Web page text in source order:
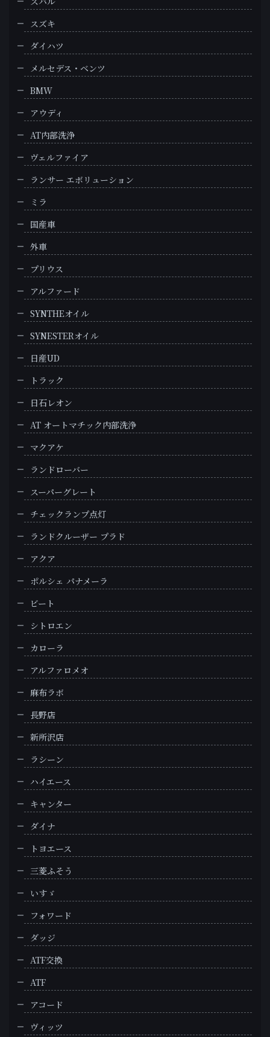
スズキ
ダイハツ
メルセデス・ベンツ
BMW
アウディ
AT内部洗浄
ヴェルファイア
ランサー エボリューション
ミラ
国産車
外車
プリウス
アルファード
SYNTHEオイル
SYNESTERオイル
日産UD
トラック
日石レオン
AT オートマチック内部洗浄
マクアケ
ランドローバー
スーパーグレート
チェックランプ点灯
ランドクルーザー プラド
アクア
ポルシェ パナメーラ
ビート
シトロエン
カローラ
アルファロメオ
麻布ラボ
長野店
新所沢店
ラシーン
ハイエース
キャンター
ダイナ
トヨエース
三菱ふそう
いすゞ
フォワード
ダッジ
ATF交換
ATF
アコード
ヴィッツ